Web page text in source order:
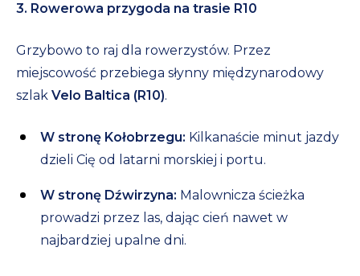
3. Rowerowa przygoda na trasie R10
Grzybowo to raj dla rowerzystów. Przez
miejscowość przebiega słynny międzynarodowy
szlak Velo Baltica (R10).
W stronę Kołobrzegu: Kilkanaście minut jazdy
dzieli Cię od latarni morskiej i portu.
W stronę Dźwirzyna: Malownicza ścieżka
prowadzi przez las, dając cień nawet w
najbardziej upalne dni.